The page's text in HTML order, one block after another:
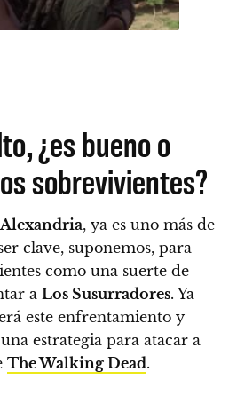
¿es bueno o
sobrevivientes?
Alexandria, ya es uno más de
clave, suponemos, para
como una suerte de
a Los Susurradores. Ya
este enfrentamiento y
estrategia para atacar a
The Walking Dead.